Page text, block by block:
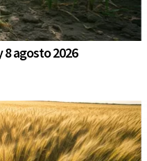
8 agosto 2026